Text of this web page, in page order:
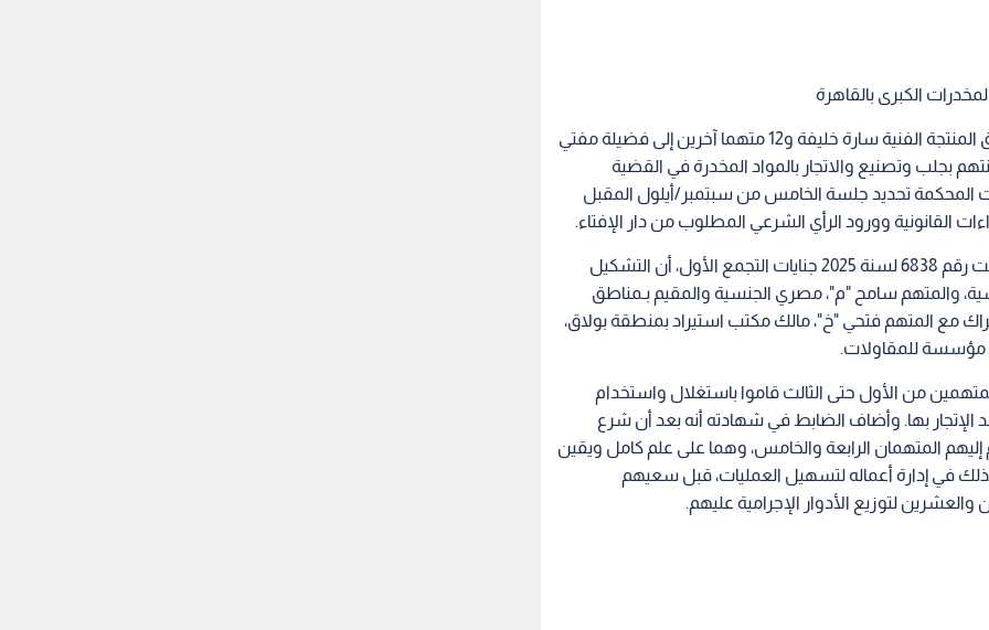
قضت محكمة جنايات القاهرة، يوم الثلاثاء، بإحالة أوراق المنتجة الفنية سارة خليفة و12 متهما آخرين إلى فضيلة مفتي
بجلب وتصنيع والاتجار بالمواد المخدرة في القضية
المحكمة تحديد جلسة الخامس من سبتمبر/أيلول المقبل
القانونية وورود الرأي الشرعي المطلوب من دار الإفتاء.
وكشفت تحقيقات النيابة العامة في القضية التي حملت رقم 6838 لسنة 2025 جنايات التجمع الأول، أن التشكيل
والمتهم سامح "م"، مصري الجنسية والمقيم بـمناطق
مع المتهم فتحي "خ"، مالك مكتب استيراد بمنطقة بولاق،
مؤسسة للمقاولات.
من الأول حتى الثالث قاموا باستغلال واستخدام
الإتجار بها. وأضاف الضابط في شهادته أنه بعد أن شرع
المتهمان الرابعة والخامس، وهما على علم كامل ويقين
في إدارة أعماله لتسهيل العمليات، قبل سعيهم
لتوزيع الأدوار الإجرامية عليهم.